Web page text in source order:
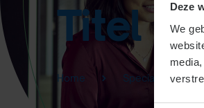
Deze
We
Titel
Home Specialisten